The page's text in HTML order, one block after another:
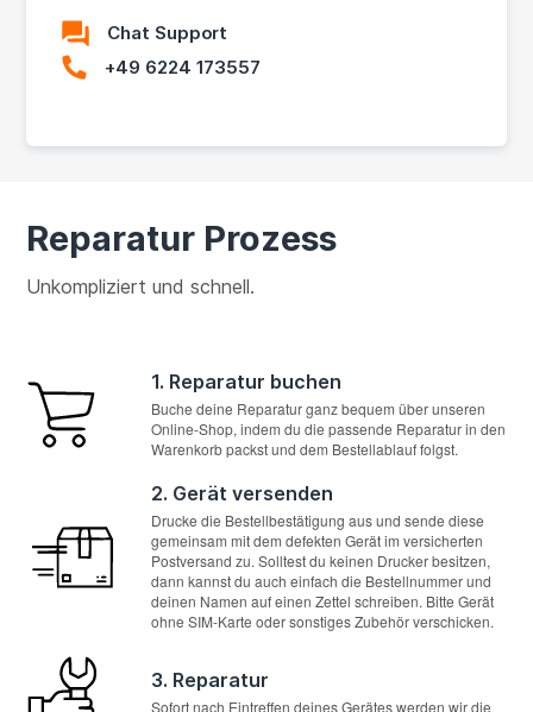
Chat Support
+49 6224 173557
Reparatur Prozess
Unkompliziert und schnell.
1. Reparatur buchen
Buche deine Reparatur ganz bequem über unseren
Online-Shop, indem du die passende Reparatur in den
Warenkorb packst und dem Bestellablauf folgst.
2. Gerät versenden
Drucke die Bestellbestätigung aus und sende diese
gemeinsam mit dem defekten Gerät im versicherten
Postversand zu. Solltest du keinen Drucker besitzen,
dann kannst du auch einfach die Bestellnummer und
deinen Namen auf einen Zettel schreiben. Bitte Gerät
ohne SIM-Karte oder sonstiges Zubehör verschicken.
3. Reparatur
Sofort nach Eintreffen deines Gerätes werden wir die